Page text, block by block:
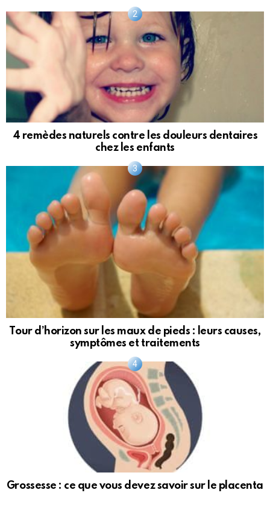
4 remèdes naturels contre les douleurs dentaires
chez les enfants
Tour d’horizon sur les maux de pieds : leurs causes,
symptômes et traitements
Grossesse : ce que vous devez savoir sur le placenta